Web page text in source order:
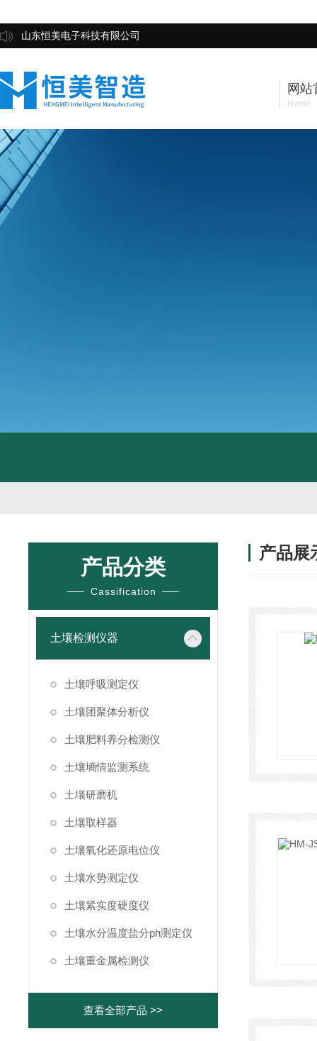
山东恒美电子科技有限公司
网站
Home
产品分类
Cassification
土壤检测仪器
土壤呼吸测定仪
土壤团聚体分析仪
土壤肥料养分检测仪
土壤墒情监测系统
土壤研磨机
土壤取样器
土壤氧化还原电位仪
土壤水势测定仪
土壤紧实度硬度仪
土壤水分温度盐分ph测定仪
土壤重金属检测仪
查看全部产品 >>
产品展